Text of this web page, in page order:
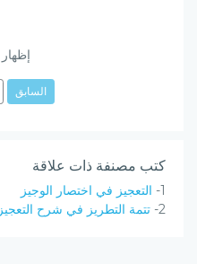
إظهار
السابق
كتب مصنفة ذات علاقة
1- التعجيز في اختصار الوجيز
2- تتمة التطريز في شرح التعجيز